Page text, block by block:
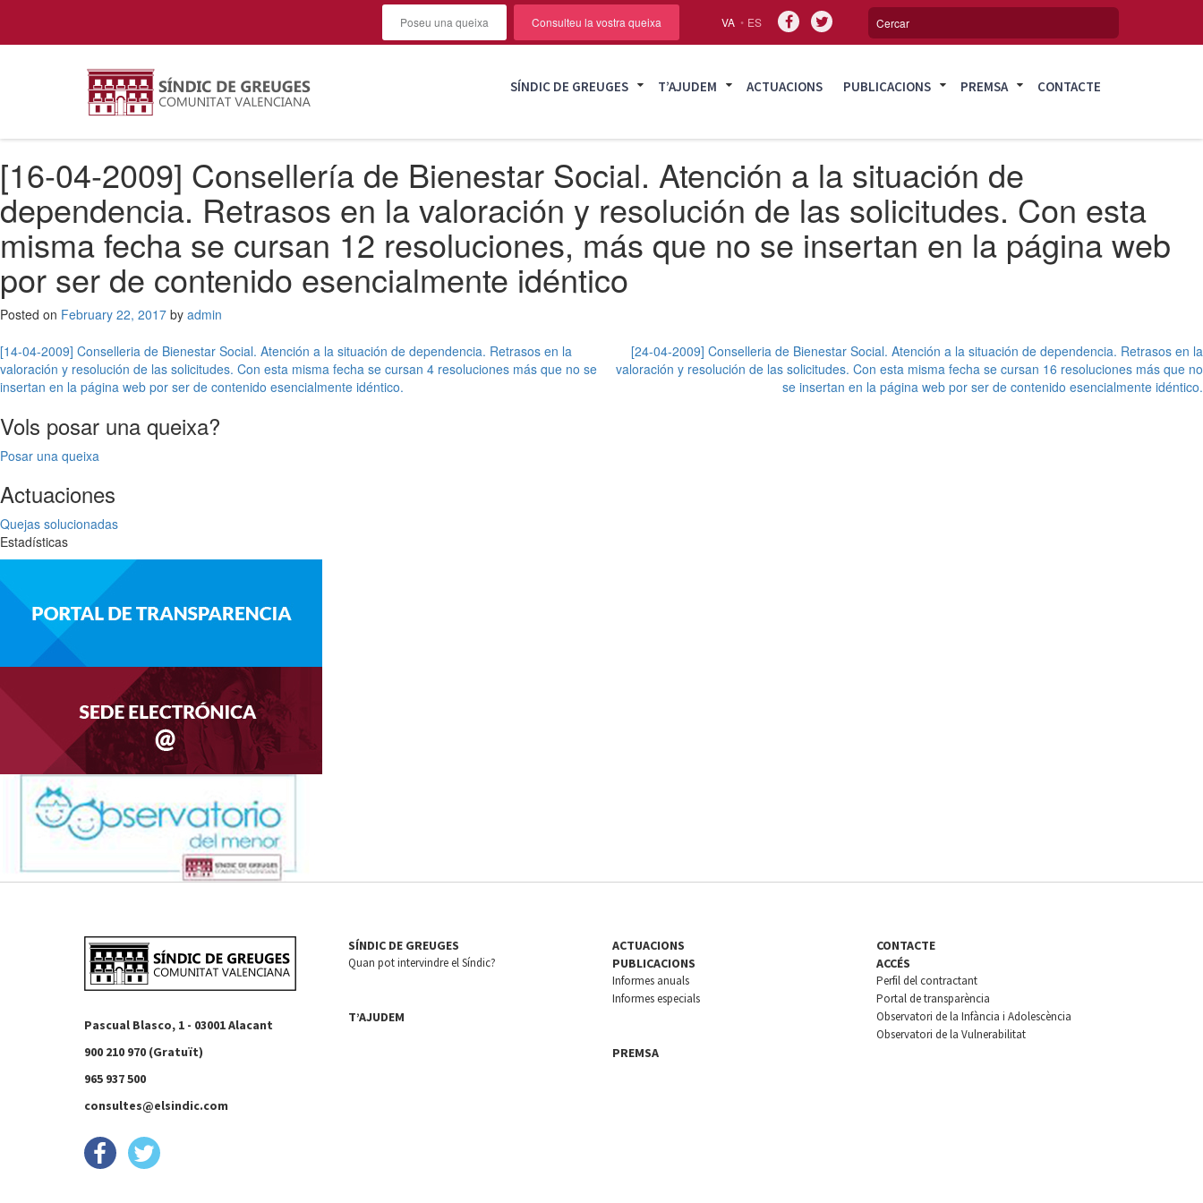
VA ES
Poseu una queixa Consulteu la vostra queixa
SÍNDIC DE GREUGES T’AJUDEM ACTUACIONS PUBLICACIONS PREMSA CONTACTE
[16-04-2009] Consellería de Bienestar Social. Atención a la situación de
dependencia. Retrasos en la valoración y resolución de las solicitudes. Con esta
misma fecha se cursan 12 resoluciones, más que no se insertan en la página web
por ser de contenido esencialmente idéntico
Posted on February 22, 2017 by admin
Post
navigation
[14-04-2009] Conselleria de Bienestar Social. Atención a la situación de dependencia. Retrasos en la
valoración y resolución de las solicitudes. Con esta misma fecha se cursan 4 resoluciones más que no se
insertan en la página web por ser de contenido esencialmente idéntico.
[24-04-2009] Conselleria de Bienestar Social. Atención a la situación de dependencia. Retrasos en la
valoración y resolución de las solicitudes. Con esta misma fecha se cursan 16 resoluciones más que no
se insertan en la página web por ser de contenido esencialmente idéntico.
Vols posar una queixa?
Posar una queixa
Actuaciones
Quejas solucionadas
Estadísticas
Pascual Blasco, 1 - 03001 Alacant
900 210 970 (Gratuït)
965 937 500
consultes@elsindic.com
SÍNDIC DE GREUGES
Quan pot intervindre el Síndic?
T’AJUDEM
ACTUACIONS
PUBLICACIONS
Informes anuals
Informes especials
PREMSA
CONTACTE
ACCÉS
Perfil del contractant
Portal de transparència
Observatori de la Infància i Adolescència
Observatori de la Vulnerabilitat